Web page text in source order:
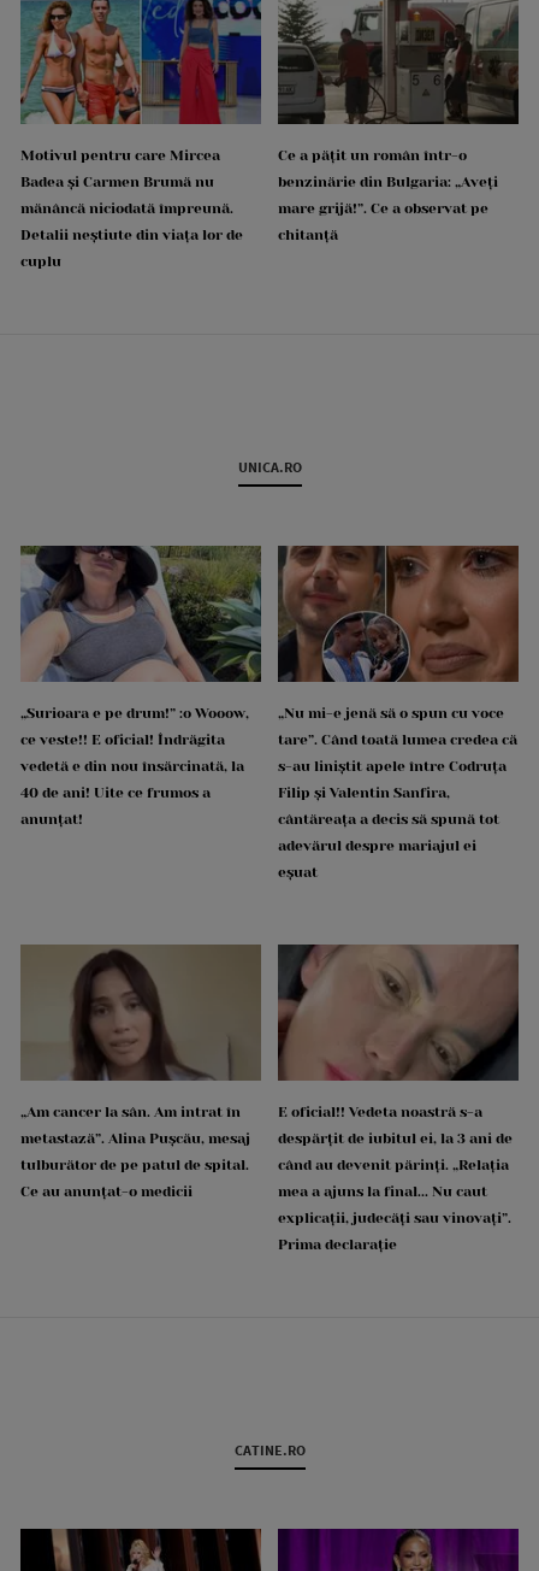
Motivul pentru care Mircea
Badea și Carmen Brumă nu
mănâncă niciodată împreună.
Detalii neștiute din viața lor de
cuplu
Ce a pățit un român într-o
benzinărie din Bulgaria: „Aveți
mare grijă!”. Ce a observat pe
chitanță
UNICA.RO
„Surioara e pe drum!” :o Wooow,
ce veste!! E oficial! Îndrăgita
vedetă e din nou însărcinată, la
40 de ani! Uite ce frumos a
anunțat!
„Nu mi-e jenă să o spun cu voce
tare”. Când toată lumea credea că
s-au liniștit apele între Codruța
Filip și Valentin Sanfira,
cântăreața a decis să spună tot
adevărul despre mariajul ei
eșuat
„Am cancer la sân. Am intrat în
metastază”. Alina Pușcău, mesaj
tulburător de pe patul de spital.
Ce au anunțat-o medicii
E oficial!! Vedeta noastră s-a
despărțit de iubitul ei, la 3 ani de
când au devenit părinți. „Relația
mea a ajuns la final... Nu caut
explicații, judecăți sau vinovați”.
Prima declarație
CATINE.RO